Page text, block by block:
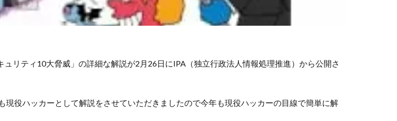
リティ10大脅威」の詳細な解説が2月26日にIPA（独立行政法人情報処理推進）から公開さ
役ハッカーとして解説をさせていただきましたので今年も現役ハッカーの目線で簡単に解